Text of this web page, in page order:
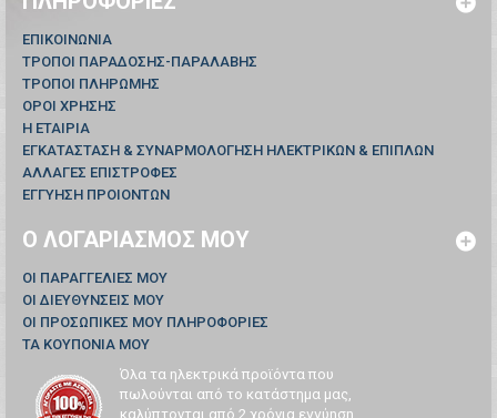
ΕΠΙΚΟΙΝΩΝΊΑ
ΤΡΟΠΟΙ ΠΑΡΑΔΟΣΗΣ-ΠΑΡΑΛΑΒΗΣ
ΤΡΟΠΟΙ ΠΛΗΡΩΜΗΣ
ΟΡΟΙ ΧΡΗΣΗΣ
Η ΕΤΑΙΡΙΑ
ΕΓΚΑΤΑΣΤΑΣΗ & ΣΥΝΑΡΜΟΛΟΓΗΣΗ ΗΛΕΚΤΡΙΚΩΝ & ΕΠΙΠΛΩΝ
ΑΛΛΑΓΕΣ ΕΠΙΣΤΡΟΦΕΣ
ΕΓΓΥΗΣΗ ΠΡΟΙΟΝΤΩΝ
Ο ΛΟΓΑΡΙΑΣΜΌΣ ΜΟΥ
ΟΙ ΠΑΡΑΓΓΕΛΊΕΣ ΜΟΥ
ΟΙ ΔΙΕΥΘΎΝΣΕΙΣ ΜΟΥ
ΟΙ ΠΡΟΣΩΠΙΚΈΣ ΜΟΥ ΠΛΗΡΟΦΟΡΊΕΣ
ΤΑ ΚΟΥΠΌΝΙΑ ΜΟΥ
Όλα τα ηλεκτρικά προϊόντα που
πωλούνται από το κατάστημα μας,
καλύπτονται από 2 χρόνια εγγύηση...